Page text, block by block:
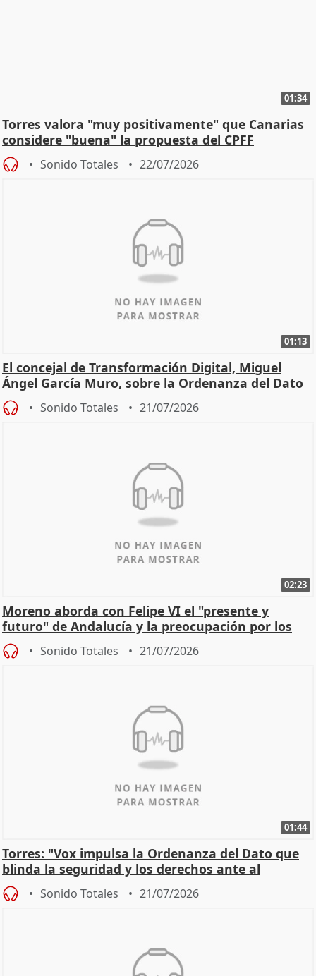
01:34
Torres valora "muy positivamente" que Canarias
considere "buena" la propuesta del CPFF
Sonido Totales 22/07/2026
01:13
El concejal de Transformación Digital, Miguel
Ángel García Muro, sobre la Ordenanza del Dato
Sonido Totales 21/07/2026
02:23
Moreno aborda con Felipe VI el "presente y
futuro" de Andalucía y la preocupación por los
incendios
Sonido Totales 21/07/2026
01:44
Torres: "Vox impulsa la Ordenanza del Dato que
blinda la seguridad y los derechos ante al
control"
Sonido Totales 21/07/2026